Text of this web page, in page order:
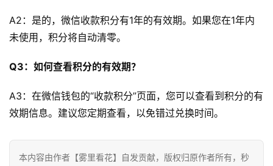
分
类
认
作
者
A2：是的，微信收款积分有1年的有效期。如果您在1年内
未使用，积分将自动清零。
Q3：如何查看积分的有效期？
A3：在微信钱包的“收款积分”页面，您可以查看到积分的有
效期信息。建议您定期查看，以免错过兑换时间。
本内容由作者【雾里看花】自发贡献，版权归原作者所有，秒